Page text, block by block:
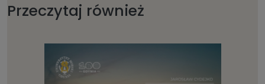
Przeczytaj również